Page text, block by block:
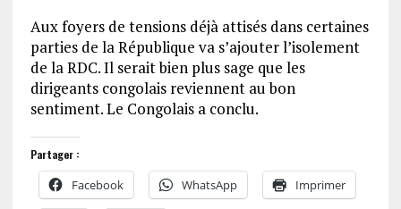
Aux foyers de tensions déjà attisés dans certaines
parties de la République va s’ajouter l’isolement
de la RDC. Il serait bien plus sage que les
dirigeants congolais reviennent au bon
sentiment. Le Congolais a conclu.
Partager :
Facebook WhatsApp Imprimer